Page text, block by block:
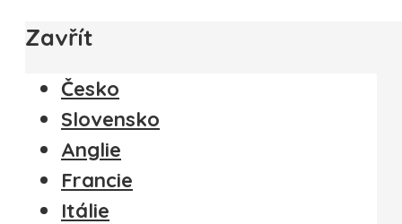
Zavřít
Česko
Slovensko
Anglie
Francie
Itálie